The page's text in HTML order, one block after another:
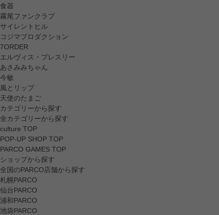
食器
霧尾ファンクラブ
サイレントヒル
コジマプロダクション
7ORDER
エルヴィス・プレスリー
あさみみちゃん
今敏
風とリップ
天使のたまご
カテゴリーから探す
全カテゴリーから探す
culture TOP
POP-UP SHOP TOP
PARCO GAMES TOP
ショップから探す
全国のPARCO店舗から探す
札幌PARCO
仙台PARCO
浦和PARCO
池袋PARCO